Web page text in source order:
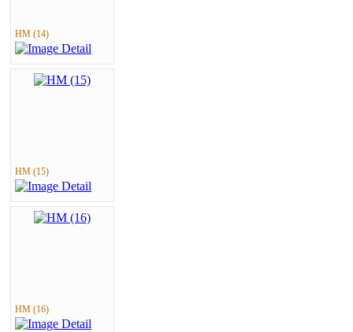
HM (14)
HM (15)
HM (16)